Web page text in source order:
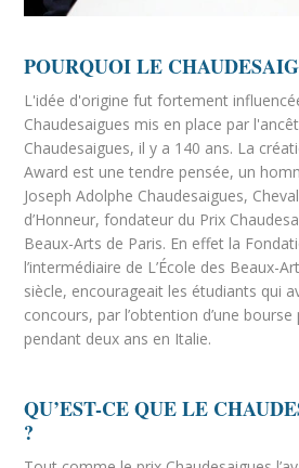
POURQUOI LE
L'idée d'origine fut fortement
Chaudesaigues mis en place par
Chaudesaigues, il y a 140 ans. La
Award est une tendre pensée, un
Joseph Adolphe Chaudesaigues,
d’Honneur, fondateur du Prix
Beaux-Arts de Paris. En effet la
l’intermédiaire de L’École des Beaux-
siècle, encourageait les étudiants qui
concours, par l’obtention d’une
pendant deux ans en Italie.
QU’EST-CE QUE LE
?